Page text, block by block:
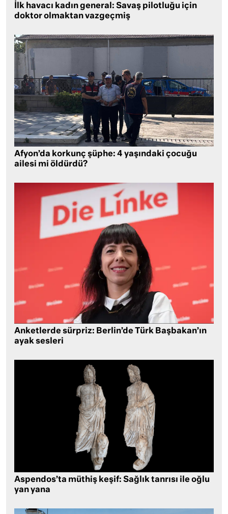
İlk havacı kadın general: Savaş pilotluğu için
doktor olmaktan vazgeçmiş
Afyon’da korkunç şüphe: 4 yaşındaki çocuğu
ailesi mi öldürdü?
Anketlerde sürpriz: Berlin’de Türk Başbakan’ın
ayak sesleri
Aspendos’ta müthiş keşif: Sağlık tanrısı ile oğlu
yan yana